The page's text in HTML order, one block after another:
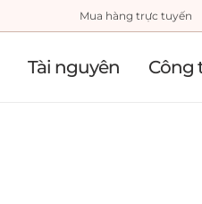
Mua hàng trực tuyến
Tài nguyên Công